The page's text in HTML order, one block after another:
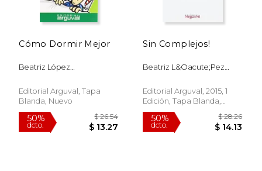
50%
dcto.
$ 39.92
$ 19.96
50%
dcto.
$
$
Cómo Dormir Mejor
Beatriz López
Chavarri
Editorial Arguval, Tapa
Blanda, Nuevo
Sin Complejos!
Beatriz L&Oacute;Pez
Fern&Aacute;Ndez
Editorial Arguval, 2015, 1
Edición, Tapa Blanda,
Nuevo